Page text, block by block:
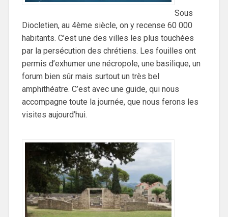
Sous
Diocletien, au 4ème siècle, on y recense 60 000
habitants. C’est une des villes les plus touchées
par la persécution des chrétiens. Les fouilles ont
permis d’exhumer une nécropole, une basilique, un
forum bien sûr mais surtout un très bel
amphithéatre. C’est avec une guide, qui nous
accompagne toute la journée, que nous ferons les
visites aujourd’hui.